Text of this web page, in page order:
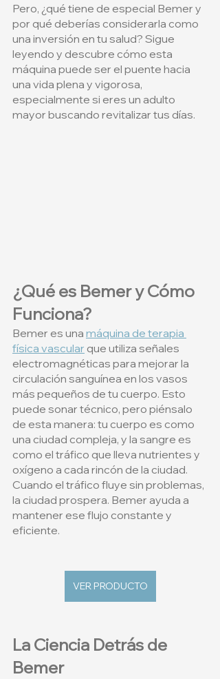
Pero, ¿qué tiene de especial Bemer y
por qué deberías considerarla como
una inversión en tu salud? Sigue
leyendo y descubre cómo esta
máquina puede ser el puente hacia
una vida plena y vigorosa,
especialmente si eres un adulto
mayor buscando revitalizar tus días.
¿Qué es Bemer y Cómo
Funciona?
Bemer es una máquina de terapia
física vascular que utiliza señales
electromagnéticas para mejorar la
circulación sanguínea en los vasos
más pequeños de tu cuerpo. Esto
puede sonar técnico, pero piénsalo
de esta manera: tu cuerpo es como
una ciudad compleja, y la sangre es
como el tráfico que lleva nutrientes y
oxígeno a cada rincón de la ciudad.
Cuando el tráfico fluye sin problemas,
la ciudad prospera. Bemer ayuda a
mantener ese flujo constante y
eficiente.
VER PRODUCTO
La Ciencia Detrás de
Bemer